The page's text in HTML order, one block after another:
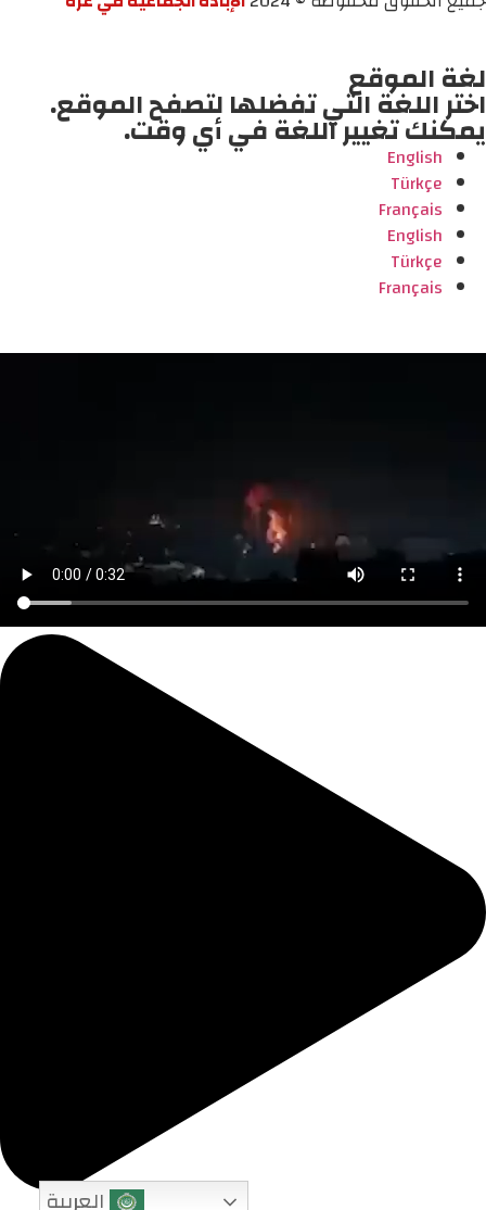
لغة الموقع
اختر اللغة التي تفضلها لتصفح الموقع.
يمكنك تغيير اللغة في أي وقت.
English
Türkçe
Français
English
Türkçe
Français
العربية